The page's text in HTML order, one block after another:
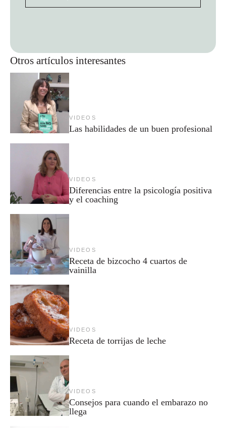
Otros artículos interesantes
VIDEOS
Las habilidades de un buen profesional
VIDEOS
Diferencias entre la psicología positiva
y el coaching
VIDEOS
Receta de bizcocho 4 cuartos de
vainilla
VIDEOS
Receta de torrijas de leche
VIDEOS
Consejos para cuando el embarazo no
llega